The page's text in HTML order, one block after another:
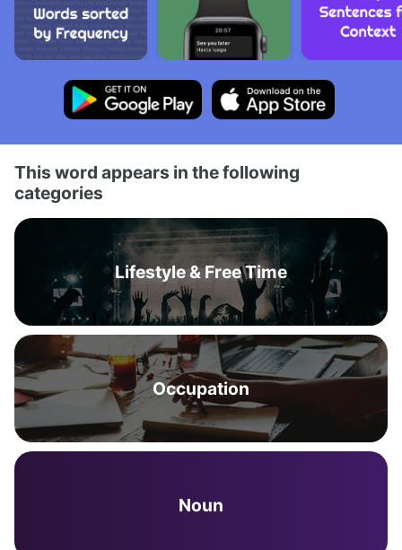
This word appears in the following
categories
Lifestyle & Free Time
Occupation
Noun